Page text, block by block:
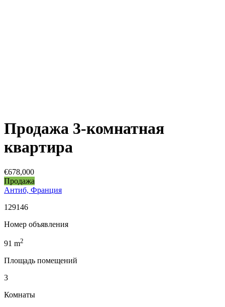
Продажа 3-комнатная
квартира
€678,000
Продажа
Антиб, Франция
129146
Номер объявления
91 m2
Площадь помещений
3
Комнаты